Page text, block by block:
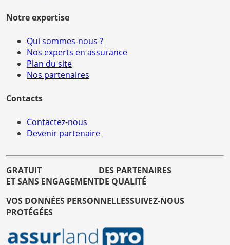
Notre expertise
Qui sommes-nous ?
Nos experts en assurance
Plan du site
Nos partenaires
Contacts
Contactez-nous
Devenir partenaire
GRATUIT
ET SANS ENGAGEMENT
DES PARTENAIRES
DE QUALITÉ
VOS DONNÉES PERSONNELLES
PROTÉGÉES
SUIVEZ-NOUS